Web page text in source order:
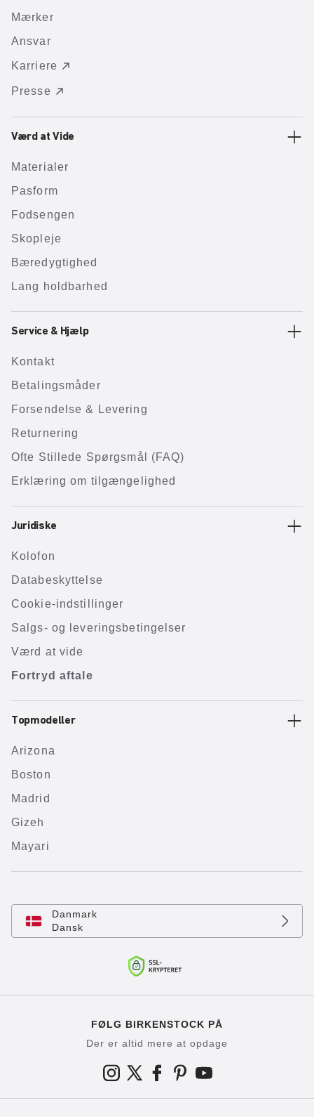
Mærker
Ansvar
Karriere
Presse
Værd at Vide
Materialer
Pasform
Fodsengen
Skopleje
Bæredygtighed
Lang holdbarhed
Service & Hjælp
Kontakt
Betalingsmåder
Forsendelse & Levering
Returnering
Ofte Stillede Spørgsmål (FAQ)
Erklæring om tilgængelighed
Juridiske
Kolofon
Databeskyttelse
Cookie-indstillinger
Salgs- og leveringsbetingelser
Værd at vide
Fortryd aftale
Topmodeller
Arizona
Boston
Madrid
Gizeh
Mayari
Danmark
Dansk
FØLG BIRKENSTOCK PÅ
Der er altid mere at opdage